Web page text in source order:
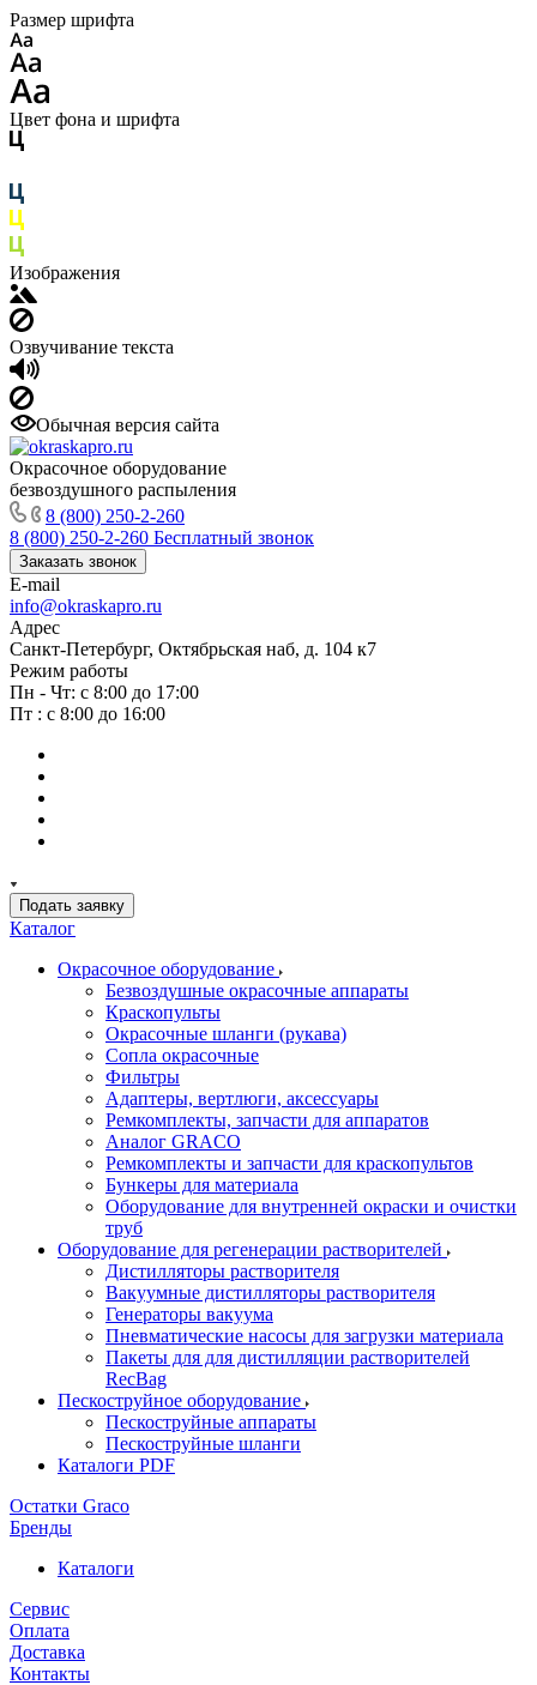
Размер шрифта
Цвет фона и шрифта
Изображения
Озвучивание текста
Обычная версия сайта
Окрасочное оборудование
безвоздушного распыления
8 (800) 250-2-260
8 (800) 250-2-260 Бесплатный звонок
Заказать звонок
E-mail
info@okraskapro.ru
Адрес
Санкт-Петербург, Октябрьская наб, д. 104 к7
Режим работы
Пн - Чт: с 8:00 до 17:00
Пт : с 8:00 до 16:00
Подать заявку
Каталог
Окрасочное оборудование
Безвоздушные окрасочные аппараты
Краскопульты
Окрасочные шланги (рукава)
Сопла окрасочные
Фильтры
Адаптеры, вертлюги, аксессуары
Ремкомплекты, запчасти для аппаратов
Аналог GRACO
Ремкомплекты и запчасти для краскопультов
Бункеры для материала
Оборудование для внутренней окраски и очистки
труб
Оборудование для регенерации растворителей
Дистилляторы растворителя
Вакуумные дистилляторы растворителя
Генераторы вакуума
Пневматические насосы для загрузки материала
Пакеты для для дистилляции растворителей
RecBag
Пескоструйное оборудование
Пескоструйные аппараты
Пескоструйные шланги
Каталоги PDF
Остатки Graco
Бренды
Каталоги
Сервис
Оплата
Доставка
Контакты